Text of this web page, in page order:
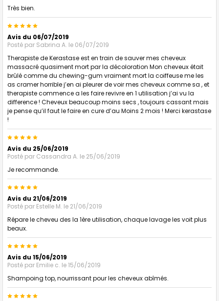
Très bien.
5
Avis du 06/07/2019
Posté par Sabrina A. le 06/07/2019
Therapiste de Kerastase est en train de sauver mes cheveux
massacré quasiment mort par la décoloration Mon cheveux était
brûlé comme du chewing-gum vraiment mort la coiffeuse me les
as cramer horrible j’en ai pleurer de voir mes cheveux comme sa , et
therapiste commence a les faire revivre en 1 utilisation j’ai vu la
difference ! Cheveux beaucoup moins secs , toujours cassant mais
je pense qu’il faut le faire en cure d’au Moins 2 mois ! Merci kerastase
!
5
Avis du 25/06/2019
Posté par Cassandra A. le 25/06/2019
Je recommande.
5
Avis du 21/06/2019
Posté par Estelle M. le 21/06/2019
Répare le cheveu des la 1ère utilisation, chaque lavage les voit plus
beaux.
5
Avis du 15/06/2019
Posté par Emilie c. le 15/06/2019
Shampoing top, nourrissant pour les cheveux abîmés.
5